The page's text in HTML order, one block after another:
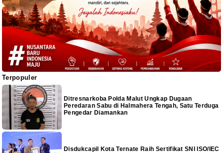
Terpopuler
Ditresnarkoba Polda Malut Ungkap Dugaan
Peredaran Sabu di Halmahera Tengah, Satu Terduga
Pengedar Diamankan
Disdukcapil Kota Ternate Raih Sertifikat SNI ISO/IEC